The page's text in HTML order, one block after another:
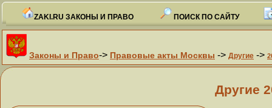
ZAKI.RU ЗАКОНЫ И ПРАВО ПОИСК ПО САЙТУ
Законы и Право-> Правовые акты Москвы -> Другие ->
Другие